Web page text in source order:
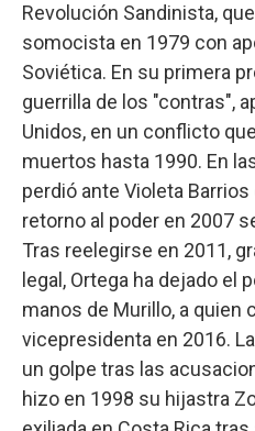
Revolución Sandinista,
somocista en 1979 con
Soviética. En su primera
guerrilla de los "contras",
Unidos, en un conflicto
muertos hasta 1990. En
perdió ante Violeta
retorno al poder en 2007
Tras reelegirse en 2011,
legal, Ortega ha dejado el
manos de Murillo, a quien
vicepresidenta en 2016.
un golpe tras las
hizo en 1998 su hijastra